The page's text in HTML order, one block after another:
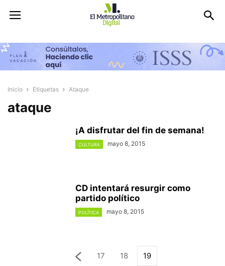
Inicio Etiquetas Ataque
ataque
¡A disfrutar del fin de semana!
CULTURA mayo 8, 2015
CD intentará resurgir como
partido político
POLÍTICA mayo 8, 2015
17 18 19